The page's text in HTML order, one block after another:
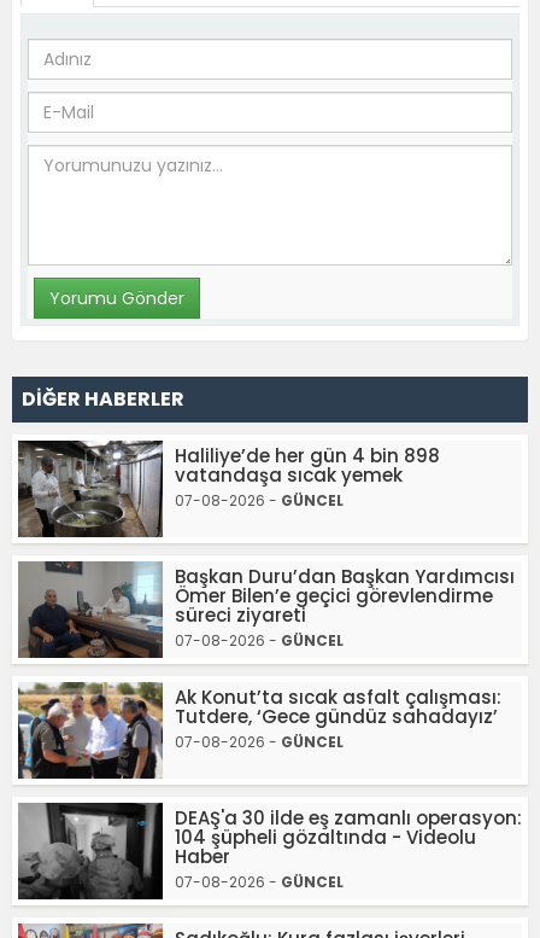
DİĞER HABERLER
Haliliye’de her gün 4 bin 898
vatandaşa sıcak yemek
07-08-2026 - GÜNCEL
Başkan Duru’dan Başkan Yardımcısı
Ömer Bilen’e geçici görevlendirme
süreci ziyareti
07-08-2026 - GÜNCEL
Ak Konut’ta sıcak asfalt çalışması:
Tutdere, ‘Gece gündüz sahadayız’
07-08-2026 - GÜNCEL
DEAŞ'a 30 ilde eş zamanlı operasyon:
104 şüpheli gözaltında - Videolu
Haber
07-08-2026 - GÜNCEL